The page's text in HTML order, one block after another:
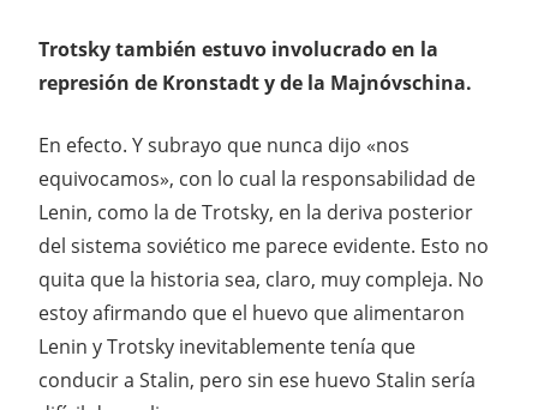
Trotsky también estuvo involucrado en la
represión de Kronstadt y de la Majnóvschina.
En efecto. Y subrayo que nunca dijo «nos
equivocamos», con lo cual la responsabilidad de
Lenin, como la de Trotsky, en la deriva posterior
del sistema soviético me parece evidente. Esto no
quita que la historia sea, claro, muy compleja. No
estoy afirmando que el huevo que alimentaron
Lenin y Trotsky inevitablemente tenía que
conducir a Stalin, pero sin ese huevo Stalin sería